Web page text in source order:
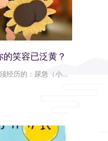
笑容已泛黄？
所谓三急，是说人一天必须经历的：尿急（小便）、便急（大便）、屁急。有时是憋不住的。 还有种说法：人一生必须经历的“内急、性急、心急”——内急，即上厕所急；性急，即结婚入洞房急；心急，即老婆在里面生孩子你在外面等急。